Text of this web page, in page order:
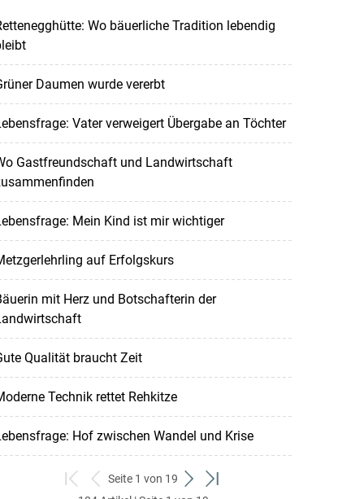
Wo bäuerliche Tradition lebendig
Daumen wurde vererbt
Vater verweigert Übergabe an Töchter
Gastfreundschaft und Landwirtschaft
Mein Kind ist mir wichtiger
auf Erfolgskurs
mit Herz und Botschafterin der
Qualität braucht Zeit
Technik rettet Rehkitze
Hof zwischen Wandel und Krise
zum
zurück
Seite 1 von 19
weiterzum